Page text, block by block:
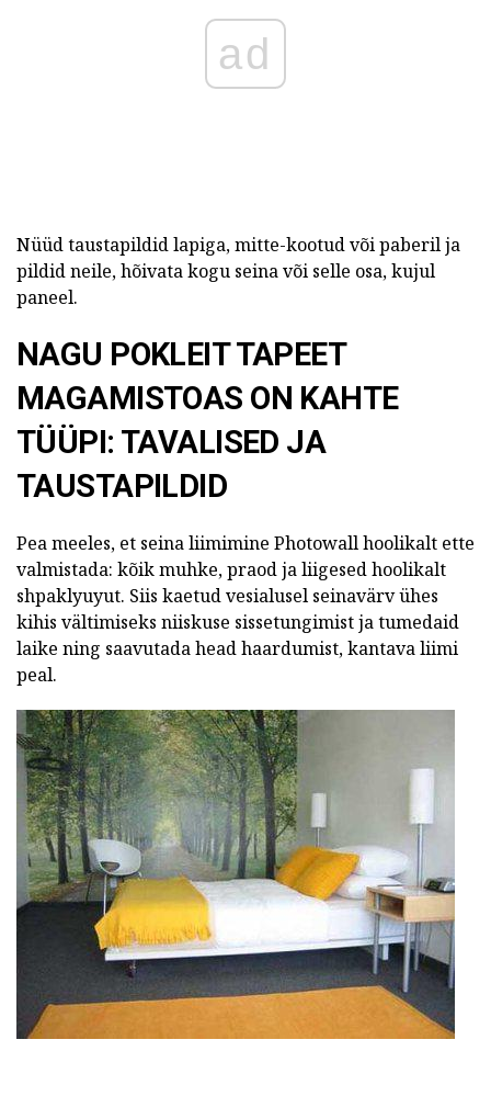
ad
Nüüd taustapildid lapiga, mitte-kootud või paberil ja
pildid neile, hõivata kogu seina või selle osa, kujul
paneel.
NAGU POKLEIT TAPEET
MAGAMISTOAS ON KAHTE
TÜÜPI: TAVALISED JA
TAUSTAPILDID
Pea meeles, et seina liimimine Photowall hoolikalt ette
valmistada: kõik muhke, praod ja liigesed hoolikalt
shpaklyuyut. Siis kaetud vesialusel seinavärv ühes
kihis vältimiseks niiskuse sissetungimist ja tumedaid
laike ning saavutada head haardumist, kantava liimi
peal.